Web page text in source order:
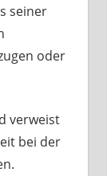
seiner
oder
verweist
bei der